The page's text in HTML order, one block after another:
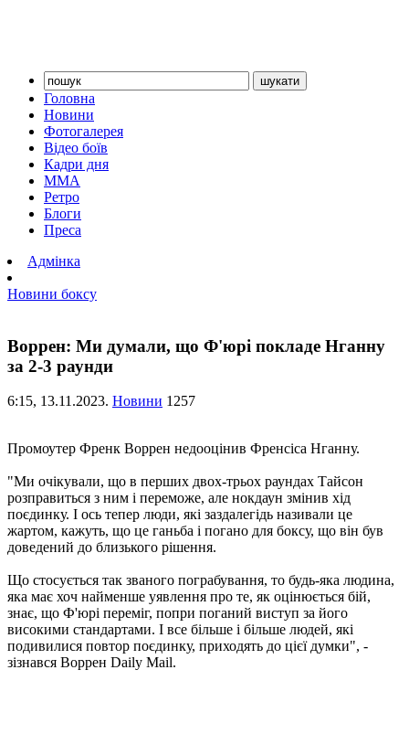
Головна
Новини
Фотогалерея
Відео боїв
Кадри дня
ММА
Ретро
Блоги
Преса
Адмінка
Новини боксу
Воррен: Ми думали, що Ф'юрі покладе Нганну
за 2-3 раунди
6:15, 13.11.2023. Новини 1257
Промоутер Френк Воррен недооцінив Френсіса Нганну.
"Ми очікували, що в перших двох-трьох раундах Тайсон
розправиться з ним і переможе, але нокдаун змінив хід
поєдинку. І ось тепер люди, які заздалегідь називали це
жартом, кажуть, що це ганьба і погано для боксу, що він був
доведений до близького рішення.
Що стосується так званого пограбування, то будь-яка людина,
яка має хоч найменше уявлення про те, як оцінюється бій,
знає, що Ф'юрі переміг, попри поганий виступ за його
високими стандартами. І все більше і більше людей, які
подивилися повтор поєдинку, приходять до цієї думки", -
зізнався Воррен Daily Mail.